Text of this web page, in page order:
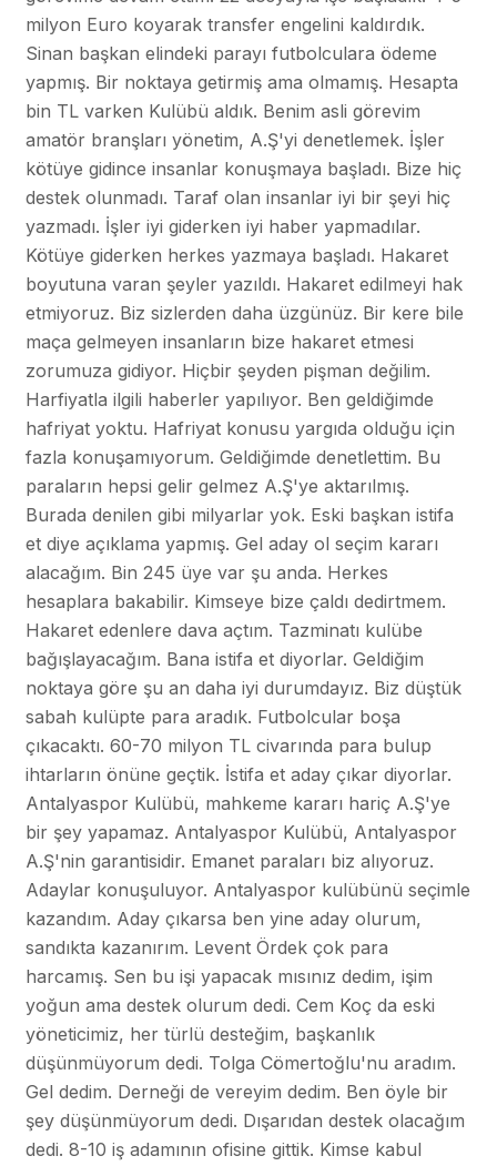
milyon Euro koyarak transfer engelini kaldırdık.
Sinan başkan elindeki parayı futbolculara ödeme
yapmış. Bir noktaya getirmiş ama olmamış. Hesapta
bin TL varken Kulübü aldık. Benim asli görevim
amatör branşları yönetim, A.Ş'yi denetlemek. İşler
kötüye gidince insanlar konuşmaya başladı. Bize hiç
destek olunmadı. Taraf olan insanlar iyi bir şeyi hiç
yazmadı. İşler iyi giderken iyi haber yapmadılar.
Kötüye giderken herkes yazmaya başladı. Hakaret
boyutuna varan şeyler yazıldı. Hakaret edilmeyi hak
etmiyoruz. Biz sizlerden daha üzgünüz. Bir kere bile
maça gelmeyen insanların bize hakaret etmesi
zorumuza gidiyor. Hiçbir şeyden pişman değilim.
Harfiyatla ilgili haberler yapılıyor. Ben geldiğimde
hafriyat yoktu. Hafriyat konusu yargıda olduğu için
fazla konuşamıyorum. Geldiğimde denetlettim. Bu
paraların hepsi gelir gelmez A.Ş'ye aktarılmış.
Burada denilen gibi milyarlar yok. Eski başkan istifa
et diye açıklama yapmış. Gel aday ol seçim kararı
alacağım. Bin 245 üye var şu anda. Herkes
hesaplara bakabilir. Kimseye bize çaldı dedirtmem.
Hakaret edenlere dava açtım. Tazminatı kulübe
bağışlayacağım. Bana istifa et diyorlar. Geldiğim
noktaya göre şu an daha iyi durumdayız. Biz düştük
sabah kulüpte para aradık. Futbolcular boşa
çıkacaktı. 60-70 milyon TL civarında para bulup
ihtarların önüne geçtik. İstifa et aday çıkar diyorlar.
Antalyaspor Kulübü, mahkeme kararı hariç A.Ş'ye
bir şey yapamaz. Antalyaspor Kulübü, Antalyaspor
A.Ş'nin garantisidir. Emanet paraları biz alıyoruz.
Adaylar konuşuluyor. Antalyaspor kulübünü seçimle
kazandım. Aday çıkarsa ben yine aday olurum,
sandıkta kazanırım. Levent Ördek çok para
harcamış. Sen bu işi yapacak mısınız dedim, işim
yoğun ama destek olurum dedi. Cem Koç da eski
yöneticimiz, her türlü desteğim, başkanlık
düşünmüyorum dedi. Tolga Cömertoğlu'nu aradım.
Gel dedim. Derneği de vereyim dedim. Ben öyle bir
şey düşünmüyorum dedi. Dışarıdan destek olacağım
dedi. 8-10 iş adamının ofisine gittik. Kimse kabul